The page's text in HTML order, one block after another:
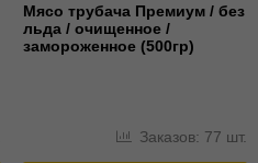
Мясо трубача Премиум / без
льда / очищенное /
замороженное (500гр)
Заказов: 77 шт.